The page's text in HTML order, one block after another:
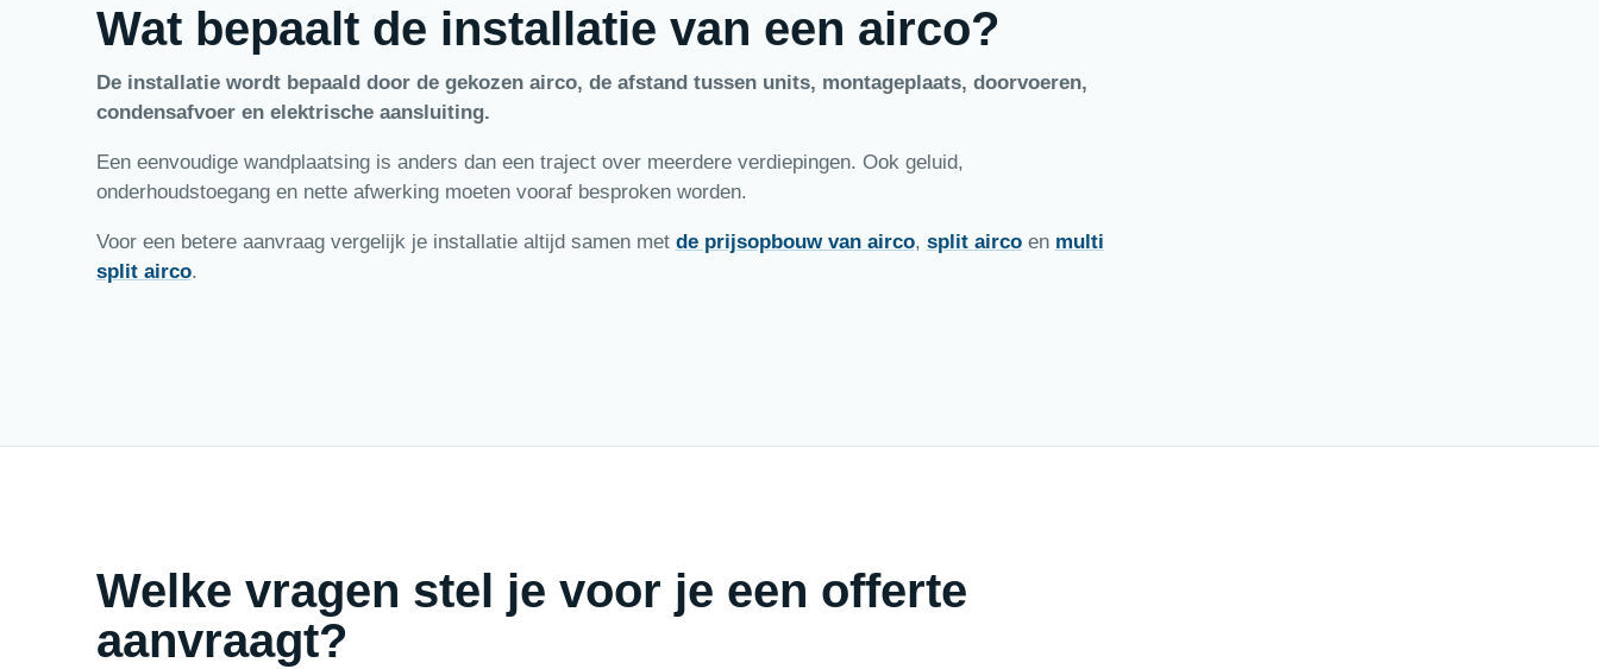
Wat bepaalt de installatie van een airco?
De installatie wordt bepaald door de gekozen airco, de afstand tussen units, montageplaats, doorvoeren,
condensafvoer en elektrische aansluiting.
Een eenvoudige wandplaatsing is anders dan een traject over meerdere verdiepingen. Ook geluid,
onderhoudstoegang en nette afwerking moeten vooraf besproken worden.
Voor een betere aanvraag vergelijk je installatie altijd samen met de prijsopbouw van airco, split aircoen multi
split airco.
Welke vragen stel je voor je een offerte
aanvraagt?